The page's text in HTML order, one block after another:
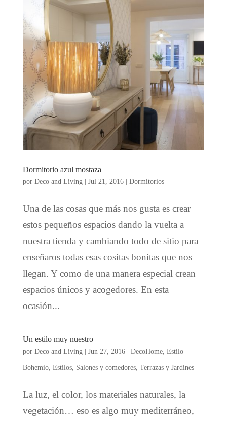
Dormitorio azul mostaza
por Deco and Living| Jul 21, 2016| Dormitorios
Una de las cosas que más nos gusta es crear
estos pequeños espacios dando la vuelta a
nuestra tienda y cambiando todo de sitio para
enseñaros todas esas cositas bonitas que nos
llegan. Y como de una manera especial crean
espacios únicos y acogedores. En esta
ocasión...
Un estilo muy nuestro
por Deco and Living| Jun 27, 2016| DecoHome, Estilo
Bohemio, Estilos, Salones y comedores, Terrazas y Jardines
La luz, el color, los materiales naturales, la
vegetación… eso es algo muy mediterráneo,